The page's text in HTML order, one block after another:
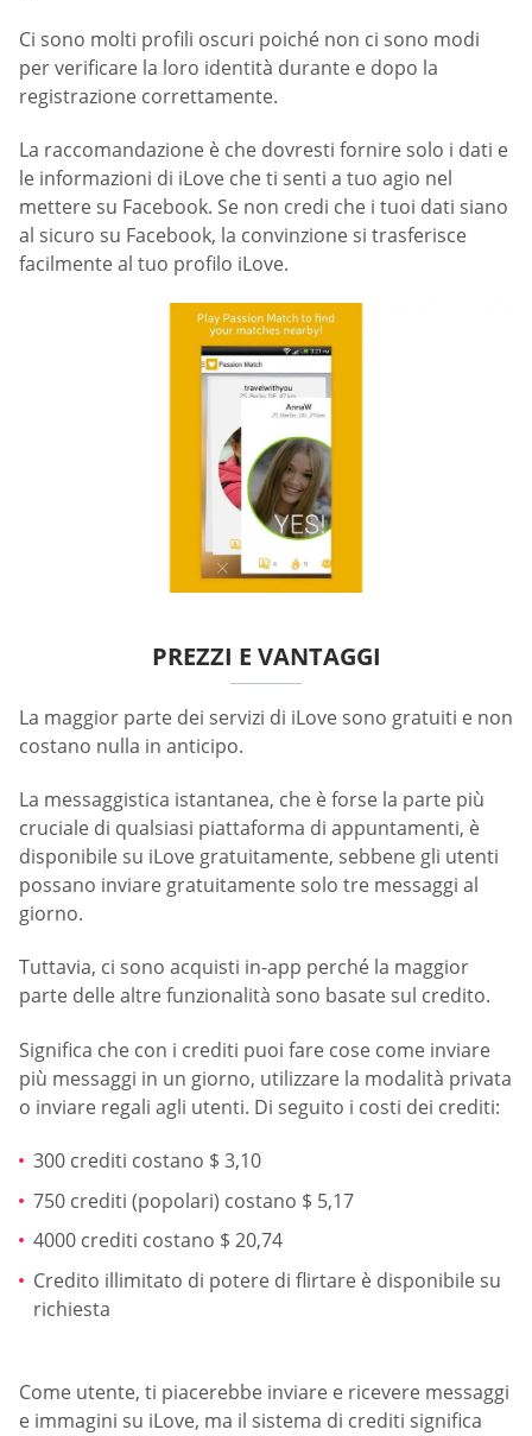
Ci sono molti profili oscuri poiché non ci sono modi
per verificare la loro identità durante e dopo la
registrazione correttamente.
La raccomandazione è che dovresti fornire solo i dati e
le informazioni di iLove che ti senti a tuo agio nel
mettere su Facebook. Se non credi che i tuoi dati siano
al sicuro su Facebook, la convinzione si trasferisce
facilmente al tuo profilo iLove.
PREZZI E VANTAGGI
La maggior parte dei servizi di iLove sono gratuiti e non
costano nulla in anticipo.
La messaggistica istantanea, che è forse la parte più
cruciale di qualsiasi piattaforma di appuntamenti, è
disponibile su iLove gratuitamente, sebbene gli utenti
possano inviare gratuitamente solo tre messaggi al
giorno.
Tuttavia, ci sono acquisti in-app perché la maggior
parte delle altre funzionalità sono basate sul credito.
Significa che con i crediti puoi fare cose come inviare
più messaggi in un giorno, utilizzare la modalità privata
o inviare regali agli utenti. Di seguito i costi dei crediti:
300 crediti costano $ 3,10
750 crediti (popolari) costano $ 5,17
4000 crediti costano $ 20,74
Credito illimitato di potere di flirtare è disponibile su
richiesta
Come utente, ti piacerebbe inviare e ricevere messaggi
e immagini su iLove, ma il sistema di crediti significa